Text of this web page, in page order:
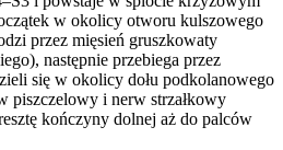
w okolicy otworu kulszowego
przez mięsień gruszkowaty
następnie przebiega przez
się w okolicy dołu podkolanowego
piszczelowy i nerw strzałkowy
kończyny dolnej aż do palców